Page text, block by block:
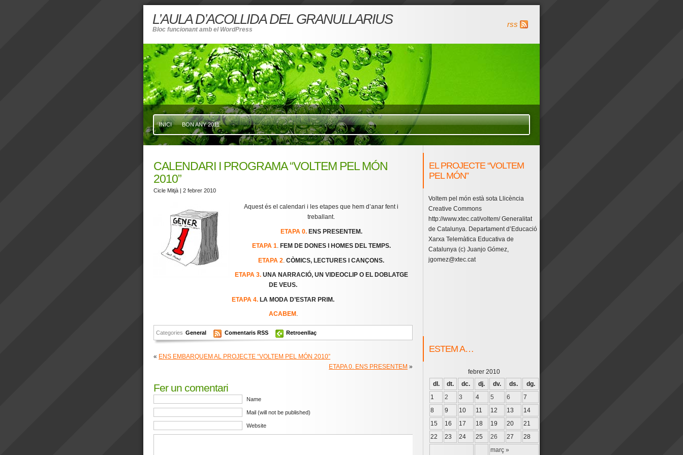
L’AULA D’ACOLLIDA DEL GRANULLARIUS
Bloc funcionant amb el WordPress
rss
INICI BON ANY 2011
CALENDARI I PROGRAMA “VOLTEM PEL MÓN
2010”
Cicle Mitjà | 2 febrer 2010
Aquest és el calendari i les etapes que hem d’anar fent i
treballant.
ETAPA 0. ENS PRESENTEM.
ETAPA 1. FEM DE DONES I HOMES DEL TEMPS.
ETAPA 2. CÒMICS, LECTURES I CANÇONS.
ETAPA 3. UNA NARRACIÓ, UN VIDEOCLIP O EL DOBLATGE
DE VEUS.
ETAPA 4. LA MODA D’ESTAR PRIM.
ACABEM .
Categories General Comentaris RSS Retroenllaç
« ENS EMBARQUEM AL PROJECTE “VOLTEM PEL MÓN 2010”
ETAPA 0. ENS PRESENTEM »
Fer un comentari
Name
Mail (will not be published)
Website
EL PROJECTE “VOLTEM
PEL MÓN”
Voltem pel món està sota Llicència
Creative Commons
http://www.xtec.cat/voltem/ Generalitat
de Catalunya. Departament d’Educació
Xarxa Telemàtica Educativa de
Catalunya (c) Juanjo Gómez,
jgomez@xtec.cat
ESTEM A…
febrer 2010
dl.
dt. dc. dj. dv. ds. dg.
març »
1 2 3 4 5 6
7
8
9 10 11 12 13
14
15
16 17 18 19 20
21
22
23 24 25 26 27 28